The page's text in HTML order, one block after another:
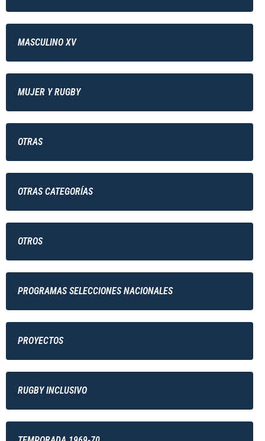
MASCULINO XV
MUJER Y RUGBY
OTRAS
OTRAS CATEGORÍAS
OTROS
PROGRAMAS SELECCIONES NACIONALES
PROYECTOS
RUGBY INCLUSIVO